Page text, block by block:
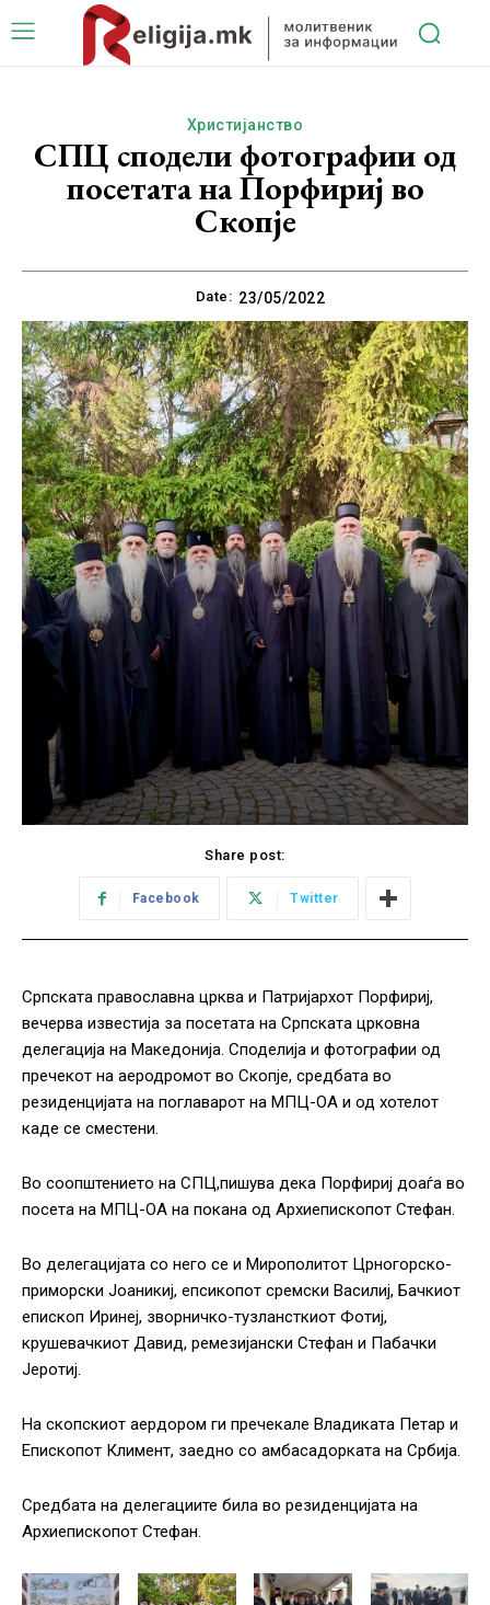
Христијанство
СПЦ сподели фотографии од
посетата на Порфириј во
Скопје
Date: 23/05/2022
Share post:
Facebook Twitter
Српската православна црква и Патријархот Порфириј,
вечерва известија за посетата на Српската црковна
делегација на Македонија. Споделија и фотографии од
пречекот на аеродромот во Скопје, средбата во
резиденцијата на поглаварот на МПЦ-ОА и од хотелот
каде се сместени.
Во соопштението на СПЦ,пишува дека Порфириј доаѓа во
посета на МПЦ-ОА на покана од Архиепископот Стефан.
Во делегацијата со него се и Мирополитот Црногорско-
приморски Јоаникиј, епсикопот сремски Василиј, Бачкиот
епископ Иринеј, зворничко-тузлансткиот Фотиј,
крушевачкиот Давид, ремезијански Стефан и Пабачки
Јеротиј.
На скопскиот аердором ги пречекале Владиката Петар и
Епископот Климент, заедно со амбасадорката на Србија.
Средбата на делегациите била во резиденцијата на
Архиепископот Стефан.